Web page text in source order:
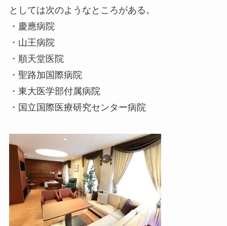
としては次のようなところがある。
・慶應病院
・山王病院
・順天堂医院
・聖路加国際病院
・東大医学部付属病院
・国立国際医療研究センター病院